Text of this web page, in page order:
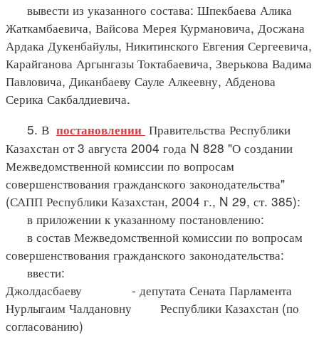
вывести из указанного состава: Шпекбаева Алика
Жаткамбаевича, Вайсова Мерея Курмановича, Досжана
Ардака Дукенбайулы, Никитинского Евгения Сергеевича,
Карайганова Аргынгазы Токтабаевича, Зверькова Вадима
Павловича, Диканбаеву Сауле Алкеевну, Абденова
Серика Сакбалдиевича.
5. В постановлении Правительства Республики
Казахстан от 3 августа 2004 года N 828 "О создании
Межведомственной комиссии по вопросам
совершенствования гражданского законодательства"
(САПП Республики Казахстан, 2004 г., N 29, ст. 385):
в приложении к указанному постановлению:
в состав Межведомственной комиссии по вопросам
совершенствования гражданского законодательства:
ввести:
Джолдасбаеву - депутата Сената Парламента
Нурлыгаим Чалдановну Республики Казахстан (по
согласованию)